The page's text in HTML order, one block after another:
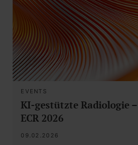
EVENTS
KI-gestützte Radiologie
ECR 2026
09.02.2026